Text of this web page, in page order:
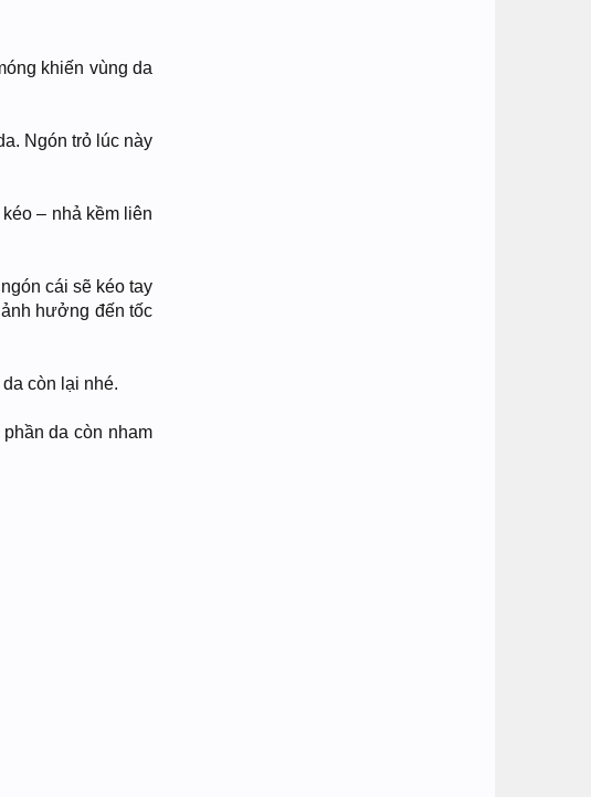
khiến vùng da
Ngón trỏ lúc này
– nhả kềm liên
cái sẽ kéo tay
hưởng đến tốc
còn lại nhé.
da còn nham